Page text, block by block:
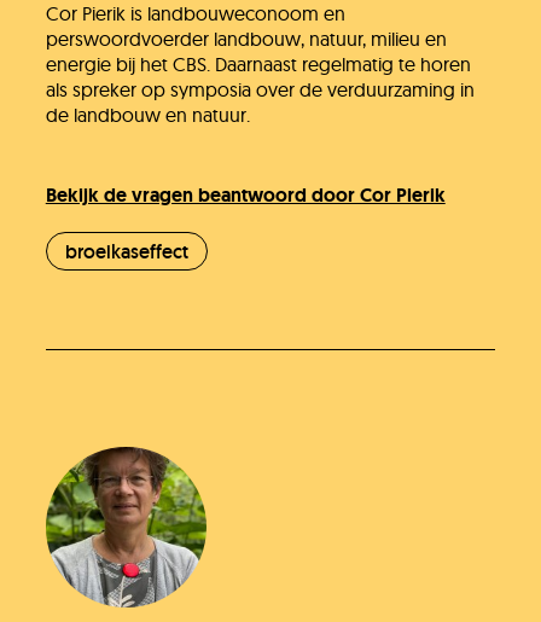
Cor Pierik is landbouweconoom en
perswoordvoerder landbouw, natuur, milieu en
energie bij het CBS. Daarnaast regelmatig te horen
als spreker op symposia over de verduurzaming in
de landbouw en natuur.
Bekijk de vragen beantwoord door Cor Pierik
broeikaseffect